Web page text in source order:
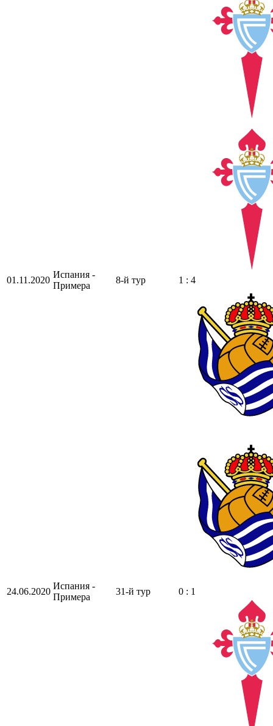
01.11.2020
Испания -
Примера
8-й тур 1 : 4
24.06.2020
Испания -
Примера
31-й тур 0 : 1